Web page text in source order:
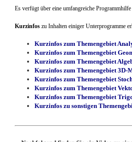
Es verfügt über eine umfangreiche
Kurzinfos zu Inhalten einiger Unterprogramme
Kurzinfos zum Themengebiet
Kurzinfos zum Themengebiet
Kurzinfos zum Themengebiet
Kurzinfos zum Themengebiet 3D-
Kurzinfos zum Themengebiet
Kurzinfos zum Themengebiet
Kurzinfos zum Themengebiet
Kurzinfos zu sonstigen